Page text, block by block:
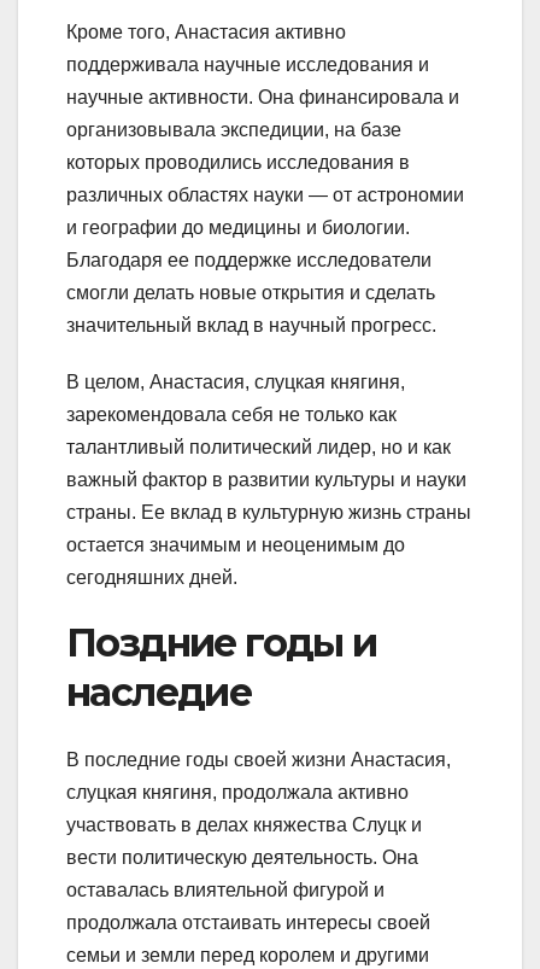
Кроме того, Анастасия активно
поддерживала научные исследования и
научные активности. Она финансировала и
организовывала экспедиции, на базе
которых проводились исследования в
различных областях науки — от астрономии
и географии до медицины и биологии.
Благодаря ее поддержке исследователи
смогли делать новые открытия и сделать
значительный вклад в научный прогресс.
В целом, Анастасия, слуцкая княгиня,
зарекомендовала себя не только как
талантливый политический лидер, но и как
важный фактор в развитии культуры и науки
страны. Ее вклад в культурную жизнь страны
остается значимым и неоценимым до
сегодняшних дней.
Поздние годы и
наследие
В последние годы своей жизни Анастасия,
слуцкая княгиня, продолжала активно
участвовать в делах княжества Слуцк и
вести политическую деятельность. Она
оставалась влиятельной фигурой и
продолжала отстаивать интересы своей
семьи и земли перед королем и другими